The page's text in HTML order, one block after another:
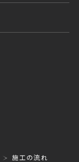
施工の流れ